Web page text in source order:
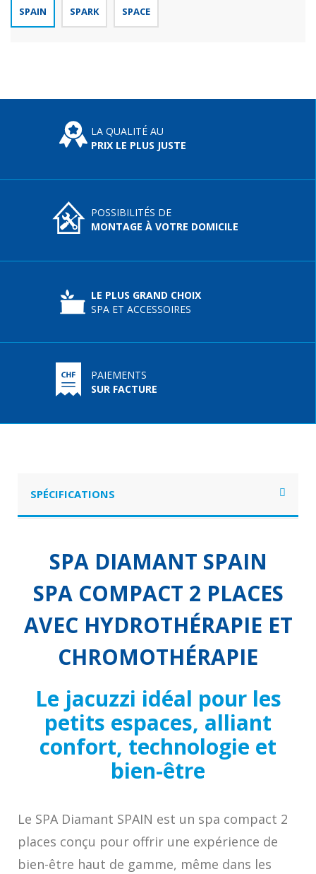
SPAIN SPARK SPACE
LA QUALITÉ AU
PRIX LE PLUS JUSTE
POSSIBILITÉS DE
MONTAGE À VOTRE DOMICILE
LE PLUS GRAND CHOIX
SPA ET ACCESSOIRES
PAIEMENTS
SUR FACTURE
SPÉCIFICATIONS
SPA DIAMANT SPAIN
SPA COMPACT 2 PLACES
AVEC HYDROTHÉRAPIE ET
CHROMOTHÉRAPIE
Le jacuzzi idéal pour les
petits espaces, alliant
confort, technologie et
bien-être
Le SPA Diamant SPAIN est un spa compact 2
places conçu pour offrir une expérience de
bien-être haut de gamme, même dans les